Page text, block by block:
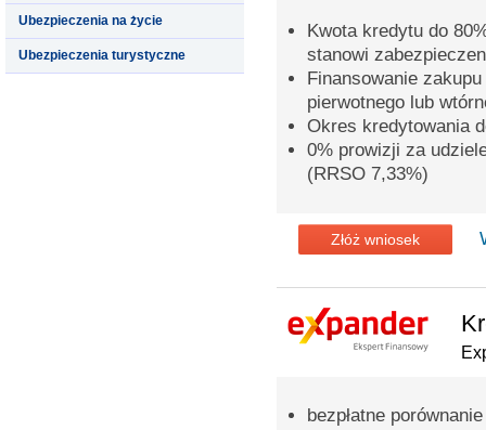
Ubezpieczenia na życie
Ubezpieczenia turystyczne
Kwota kredytu do
stanowi
Finansowanie
pierwotnego lub
Okres kredytowania
0% prowizji za
(RRSO 7,33%)
Złóż wniosek
bezpłatne